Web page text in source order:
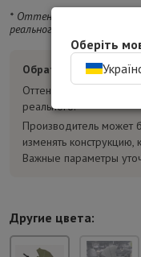
* Оттенок изделия на
реального.
Обратите внимание:
Оттенок товара на
реального.
Производитель может
изменять конструкцию,
Важные параметры
Другие цвета:
Оберіть